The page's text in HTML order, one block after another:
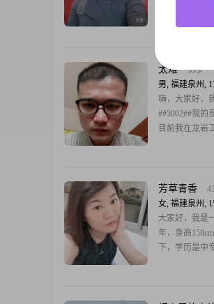
##3002##目
区间
太难
33岁
男, 福建泉州,
嗨，大家好，
##3002##我的
目前我在龙岩
间##3002##
当下的人，平
自然##
芳草青香
女, 福建泉州,
大家好，我是
年，身高
下，学历是中